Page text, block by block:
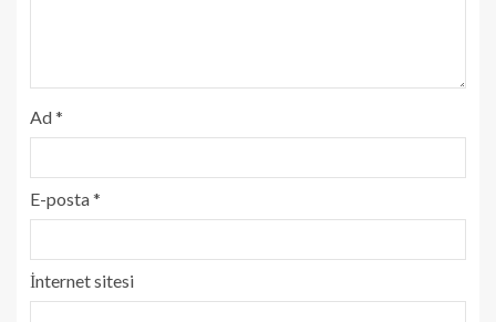
Ad*
E-posta*
İnternet sitesi